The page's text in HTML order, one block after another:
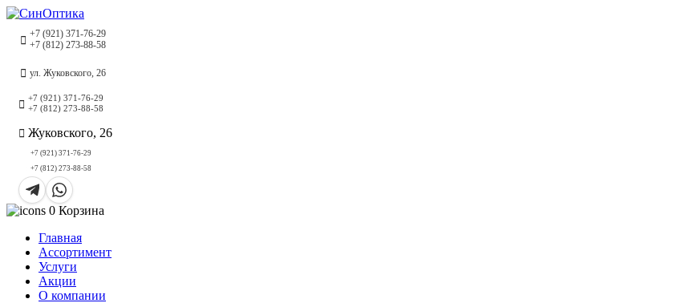
+7 (921) 371-76-29
+7 (812) 273-88-58
ул. Жуковского, 26
+7 (921) 371-76-29
+7 (812) 273-88-58
Жуковского, 26
+7 (921) 371-76-29
+7 (812) 273-88-58
0 Корзина
Главная
Ассортимент
Услуги
Акции
О компании